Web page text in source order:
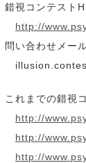
錯視コンテスト
http://
問い合わせメー
これまでの錯視
http://
http://
http://